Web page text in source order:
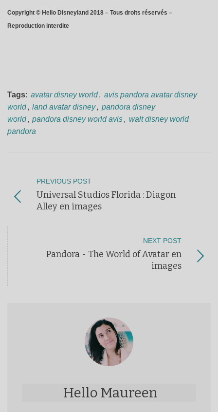
Copyright © Hello Disneyland 2018 – Tous droits réservés –
Reproduction interdite
Tags: avatar disney world, avis pandora avatar disney
world, land avatar disney, pandora disney
world, pandora disney world avis, walt disney world
pandora
PREVIOUS POST
Universal Studios Florida : Diagon
Alley en images
NEXT POST
Pandora - The World of Avatar en
images
Hello Maureen